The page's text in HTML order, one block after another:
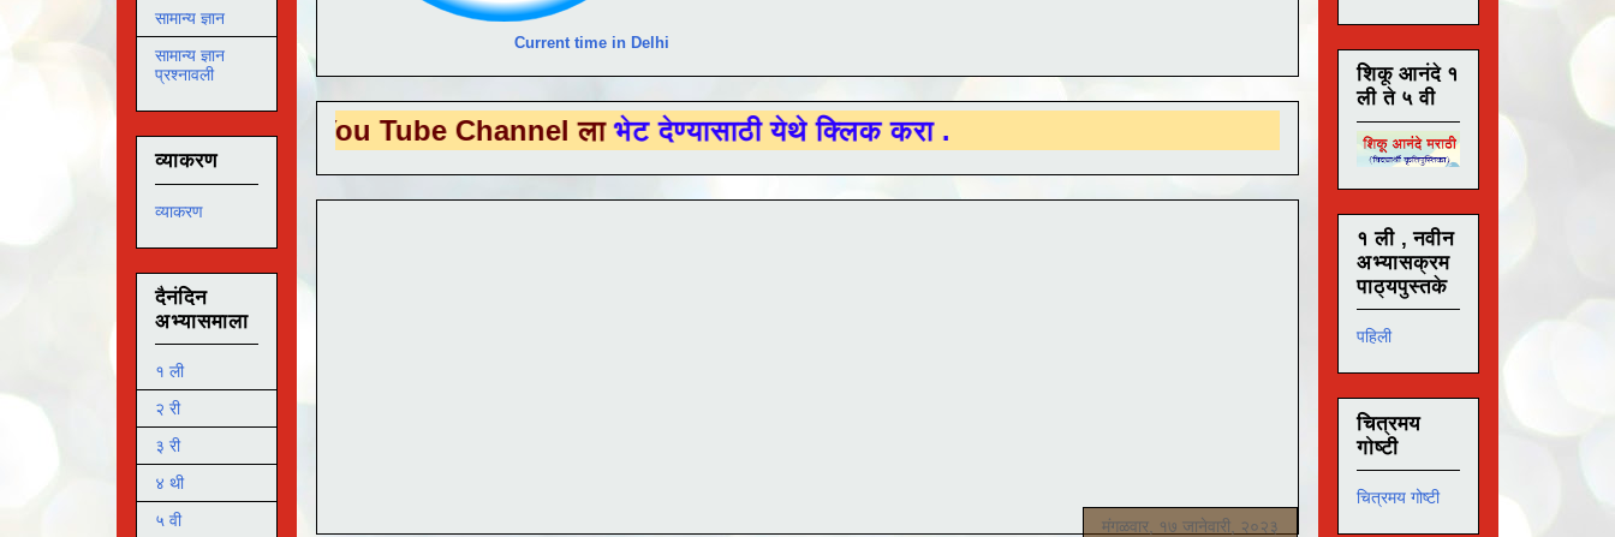
Current time in Delhi
EDUTECHया You Tube Channel लाभेट देण्यासाठी येथे क्लिक करा .
मंगळवार, १७ जानेवारी, २०२३
सामान्य ज्ञान
सामान्य ज्ञान
प्रश्नावली
व्याकरण
व्याकरण
दैनंदिन
अभ्यासमाला
१ ली
२ री
३ री
४ थी
५ वी
शिकू आनंदे १
ली ते ५ वी
१ ली , नवीन
अभ्यासक्रम
पाठ्यपुस्तके
पहिली
चित्रमय
गोष्टी
चित्रमय गोष्टी